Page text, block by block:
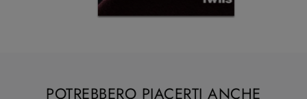
POTREBBERO PIACERTI ANCHE